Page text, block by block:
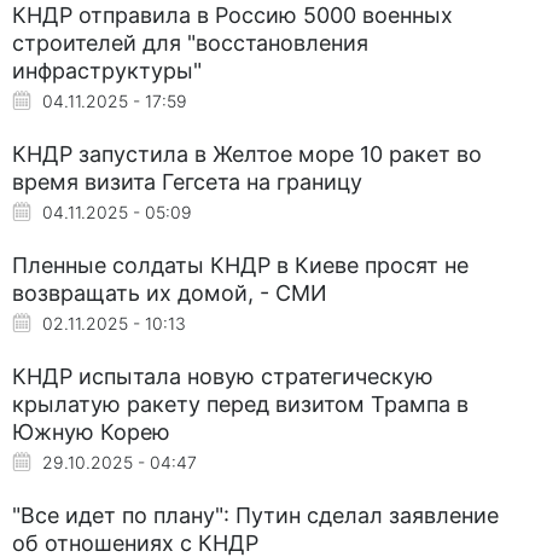
КНДР отправила в Россию 5000 военных
строителей для "восстановления
инфраструктуры"
04.11.2025 - 17:59
КНДР запустила в Желтое море 10 ракет во
время визита Гегсета на границу
04.11.2025 - 05:09
Пленные солдаты КНДР в Киеве просят не
возвращать их домой, - СМИ
02.11.2025 - 10:13
КНДР испытала новую стратегическую
крылатую ракету перед визитом Трампа в
Южную Корею
29.10.2025 - 04:47
"Все идет по плану": Путин сделал заявление
об отношениях с КНДР